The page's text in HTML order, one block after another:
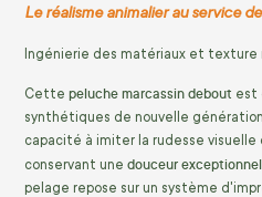
Le réalisme animalier au service
Ingénierie des matériaux et
Cette peluche marcassin debout est
synthétiques de nouvelle
capacité à imiter la rudesse
conservant une douceur
pelage repose sur un système